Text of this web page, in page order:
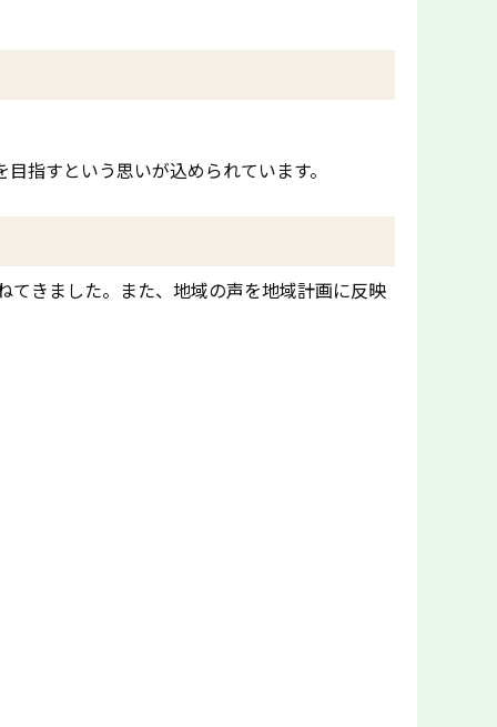
指すという思いが込められています。
きました。また、地域の声を地域計画に反映